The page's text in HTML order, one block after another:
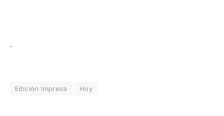
.
Edición Impresa Hoy